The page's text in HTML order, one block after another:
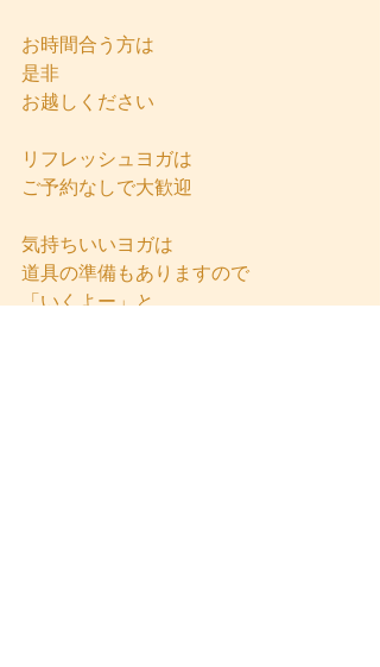
お時間合う方は
是非
お越しください
リフレッシュヨガは
ご予約なしで大歓迎
気持ちいいヨガは
道具の準備もありますので
「いくよー」と